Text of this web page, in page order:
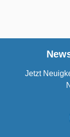
Jetzt